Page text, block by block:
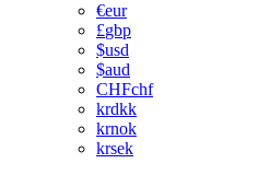
€eur
£gbp
$usd
$aud
CHFchf
krdkk
krnok
krsek